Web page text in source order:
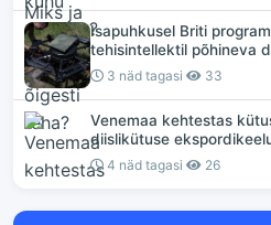
Isapuhkusel Briti
tehisintellektil põhineva
3 näd tagasi 33
Venemaa kehtestas
diislikütuse
4 näd tagasi 26